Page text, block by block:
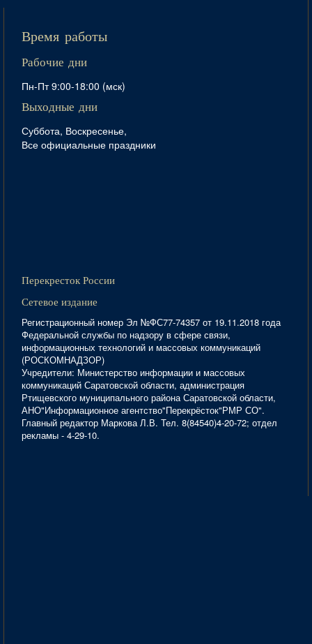
Время работы
Рабочие дни
Пн-Пт 9:00-18:00 (мск)
Выходные дни
Суббота, Воскресенье,
Все официальные праздники
Перекресток России
Сетевое издание
Регистрационный номер Эл №ФС77-74357 от 19.11.2018 года
Федеральной службы по надзору в сфере связи,
информационных технологий и массовых коммуникаций
(РОСКОМНАДЗОР)
Учредители: Министерство информации и массовых
коммуникаций Саратовской области, администрация
Ртищевского муниципального района Саратовской области,
АНО"Информационное агентство"Перекрёсток"РМР СО".
Главный редактор Маркова Л.В. Тел. 8(84540)4-20-72; отдел
рекламы - 4-29-10.